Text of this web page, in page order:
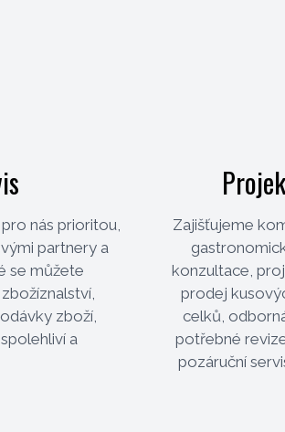
nás prioritou,
partnery a
se můžete
zboží,
a
Zajišťujeme
konzultace,
prodej
celků,
potřebné
pozáruční